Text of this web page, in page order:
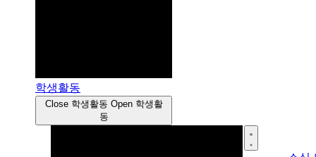
학생활동
Close 학생활동 Open 학생활
동